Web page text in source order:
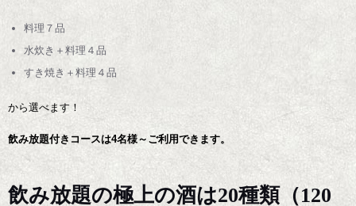
料理７品
水炊き＋料理４品
すき焼き＋料理４品
から選べます！
飲み放題付きコースは4名様～ご利用できます。
飲み放題の極上の酒は20種類（120